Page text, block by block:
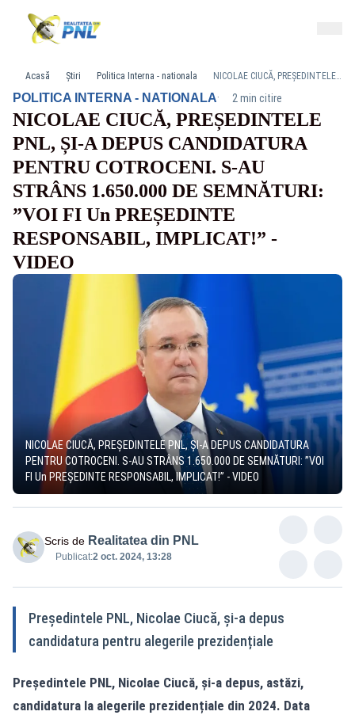
Acasă Știri Politica Interna - nationala NICOLAE CIUCĂ, PREȘEDINTELE PNL, ȘI-A DEPUS CANDIDATURA PENTRU COTROCENI. S-AU STRÂNS 1.650.000 DE SEMNĂTURI: ”VOI FI Un PREȘEDINTE RESPONSABIL, IMPLICAT!” - VIDEO
POLITICA INTERNA - NATIONALA· 2 min citire
NICOLAE CIUCĂ, PREȘEDINTELE
PNL, ȘI-A DEPUS CANDIDATURA
PENTRU COTROCENI. S-AU
STRÂNS 1.650.000 DE SEMNĂTURI:
”VOI FI Un PREȘEDINTE
RESPONSABIL, IMPLICAT!” -
VIDEO
NICOLAE CIUCĂ, PREȘEDINTELE PNL, ȘI-A DEPUS CANDIDATURA
PENTRU COTROCENI. S-AU STRÂNS 1.650.000 DE SEMNĂTURI: ”VOI
FI Un PREȘEDINTE RESPONSABIL, IMPLICAT!” - VIDEO
Scris de Realitatea din PNL
Publicat:2 oct. 2024, 13:28
Președintele PNL, Nicolae Ciucă, și-a depus
candidatura pentru alegerile prezidențiale
Președintele PNL, Nicolae Ciucă, și-a depus, astăzi,
candidatura la alegerile prezidențiale din 2024. Data